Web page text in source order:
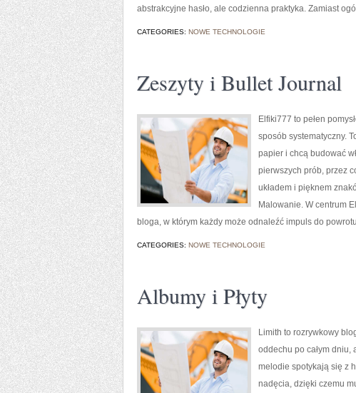
abstrakcyjne hasło, ale codzienna praktyka. Zamiast
CATEGORIES: NOWE TECHNOLOGIE
Zeszyty i Bullet Journal
Elfiki777 to pełen
sposób systematyczny.
papier i chcą budować
pierwszych prób, przez
układem i pięknem
Malowanie. W centrum
bloga, w którym każdy może odnaleźć impuls do
CATEGORIES: NOWE TECHNOLOGIE
Albumy i Płyty
Limith to rozrywkowy
oddechu po całym dniu,
melodie spotykają się z
nadęcia, dzięki czemu